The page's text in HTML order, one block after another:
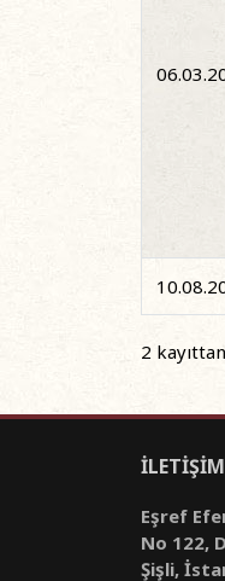
2
İLETİŞİM
Eşref
No 122,
Şişli,